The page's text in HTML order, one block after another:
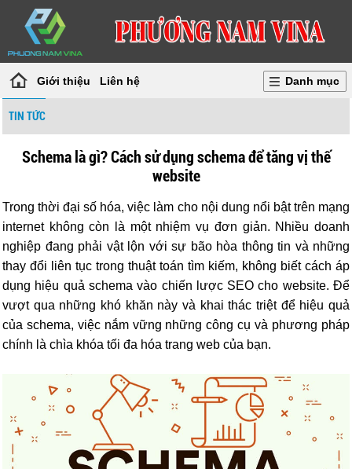
Giới thiệu Liên hệ Danh mục
TIN TỨC
Schema là gì? Cách sử dụng schema để tăng vị thế
website
Trong thời đại số hóa, việc làm cho nội dung nổi bật trên mạng
internet không còn là một nhiệm vụ đơn giản. Nhiều doanh
nghiệp đang phải vật lộn với sự bão hòa thông tin và những
thay đổi liên tục trong thuật toán tìm kiếm, không biết cách áp
dụng hiệu quả schema vào chiến lược SEO cho website. Để
vượt qua những khó khăn này và khai thác triệt để hiệu quả
của schema, việc nắm vững những công cụ và phương pháp
chính là chìa khóa tối đa hóa trang web của bạn.